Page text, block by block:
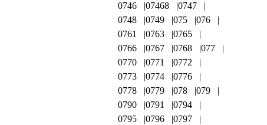
0746
07468
0747
0748
0749 075
076
0761
0763
0765
0766
0767 0768
077
0770
0771
0772
0773
0774
0776
0778
0779 078
079
0790
0791
0794
0795
0796
0797